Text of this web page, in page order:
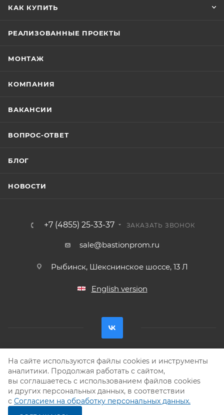
КАК КУПИТЬ
РЕАЛИЗОВАННЫЕ ПРОЕКТЫ
МОНТАЖ
КОМПАНИЯ
ВАКАНСИИ
ВОПРОС-ОТВЕТ
БЛОГ
НОВОСТИ
+7 (4855) 25-33-37 ЗАКАЗАТЬ ЗВОНОК
sale@bastionprom.ru
Рыбинск, Шекснинское шоссе, 13 Л
English version
Разработка —Интео
2026 © ООО ТПФ «Бастион-ПРОМ»
Соглашение на обработку персональных данных
На сайте используются файлы cookies и инструменты
аналитики. Продолжая работать с сайтом,
вы соглашаетесь с использованием файлов cookies
и других персональных данных, в соответствии
с Согласием на обработку персональных данных.